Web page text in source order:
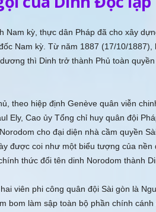
Nam kỳ, thực dân Pháp đã cho xây
Nam kỳ. Từ năm 1887 (17/10/1887),
thì Dinh trở thành Phủ toàn
theo hiệp định Genève quân viễn
Ely, Cao ủy Tổng chỉ huy quân đội
cho đại diện nhà cầm quyền
được coi như một biểu tượng của nền
thức đổi tên dinh Norodom thành
viên phi công quân đội Sài gòn là
bom làm sập toàn bộ phần chính